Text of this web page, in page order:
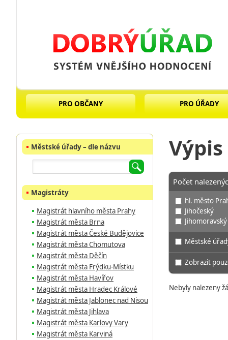
PRO OBČANY PRO ÚŘADY
Městské úřady – dle názvu
Magistráty
Magistrát hlavního města Prahy
Magistrát města Brna
Magistrát města České Budějovice
Magistrát města Chomutova
Magistrát města Děčín
Magistrát města Frýdku-Místku
Magistrát města Havířov
Magistrát města Hradec Králové
Magistrát města Jablonec nad Nisou
Magistrát města Jihlava
Magistrát města Karlovy Vary
Magistrát města Karviná
Počet
hl. město
Jihočeský
Jihomoravský
Městské
Zobrazit
Nebyly nalezeny